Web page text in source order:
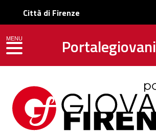
Città di Firenze
Portalegiovani
MENU
toggle navigation